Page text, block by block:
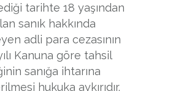
tarihte 18 yaşından
sanık hakkında
adli para cezasının
Kanuna göre tahsil
sanığa ihtarına
hukuka aykırıdır.